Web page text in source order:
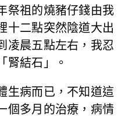
祭祖的燒豬仔錢由我
十二點突然陰道大出
凌晨五點左右，我忍
腎結石」。
生病而已，不知道這
個多月的治療，病情